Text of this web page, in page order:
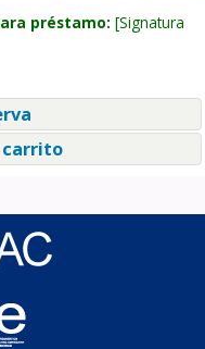
préstamo: Signatura